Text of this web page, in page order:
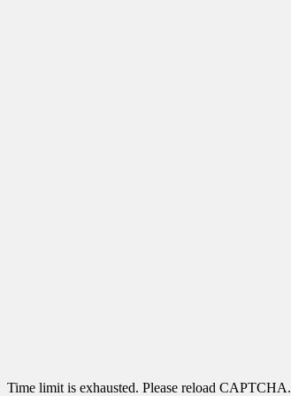
Time limit is exhausted. Please reload CAPTCHA.